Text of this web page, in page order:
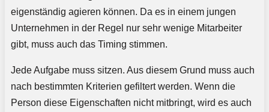
eigenständig agieren können. Da es in einem jungen
Unternehmen in der Regel nur sehr wenige Mitarbeiter
gibt, muss auch das Timing stimmen.
Jede Aufgabe muss sitzen. Aus diesem Grund muss auch
nach bestimmten Kriterien gefiltert werden. Wenn die
Person diese Eigenschaften nicht mitbringt, wird es auch